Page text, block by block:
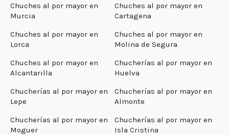
Chuches al por mayor en
Murcia
Chuches al por mayor en
Cartagena
Chuches al por mayor en
Lorca
Chuches al por mayor en
Molina de Segura
Chuches al por mayor en
Alcantarilla
Chucherías al por mayor en
Huelva
Chucherías al por mayor en
Lepe
Chucherías al por mayor en
Almonte
Chucherías al por mayor en
Moguer
Chucherías al por mayor en
Isla Cristina